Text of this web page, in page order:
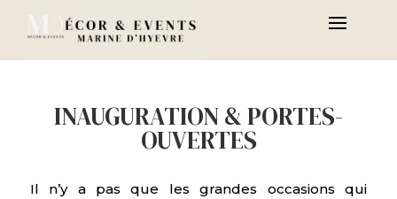
INAUGURATION & PORTES-
OUVERTES
Il n’y a pas que les grandes occasions qui